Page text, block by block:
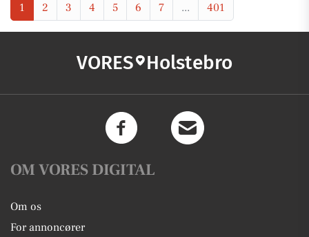
1 2 3 4 5 6 7 ... 401
VORES Holstebro
OM VORES DIGITAL
Om os
For annoncører